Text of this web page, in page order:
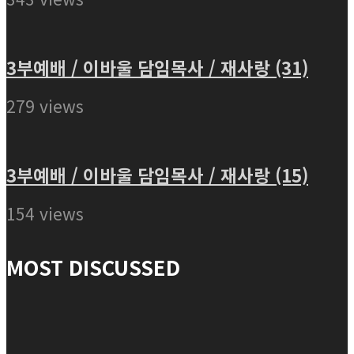
3부예배 / 이바울 담임목사 / 재사랑 (31)
279 views
3부예배 / 이바울 담임목사 / 재사랑 (15)
154 views
MOST DISCUSSED